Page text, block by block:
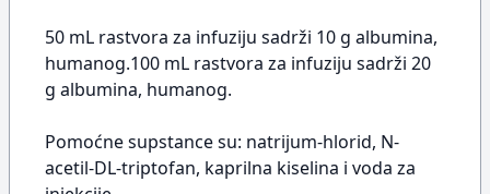
50 mL rastvora za infuziju sadrži 10 g albumina,
humanog.100 mL rastvora za infuziju sadrži 20
g albumina, humanog.
Pomoćne supstance su: natrijum-hlorid, N-
acetil-DL-triptofan, kaprilna kiselina i voda za